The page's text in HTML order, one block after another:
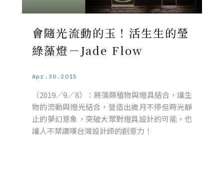
會隨光流動的玉！活生生的瑩
綠藻燈－Jade Flow
Apr.30.2015
（2019／9／8）：將藻類植物與燈具結合，讓生
物的流動與燈光結合，營造出歲月不停但時光靜
止的夢幻意象，突破大眾對燈具設計的可能，也
讓人不禁讚嘆台灣設計師的創意力！